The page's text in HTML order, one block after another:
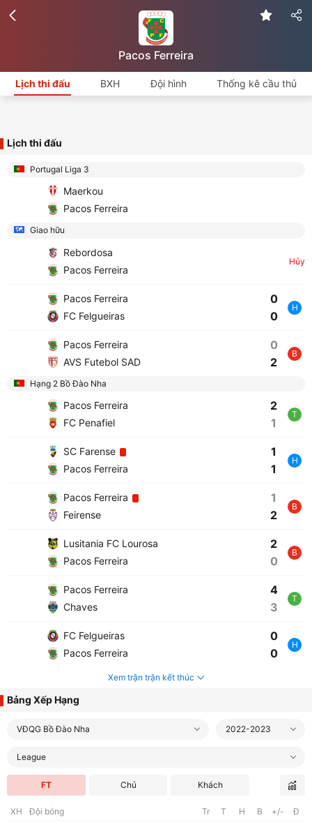
Pacos Ferreira
Lịch thi đấu BXH Đội hình Thống kê cầu thủ
Lịch thi đấu
Portugal Liga 3
Maerkou
Pacos Ferreira
Giao hữu
Rebordosa
Pacos Ferreira
Hủy
Pacos Ferreira
FC Felgueiras
0
0
H
Pacos Ferreira
AVS Futebol SAD
0
2
B
Hạng 2 Bồ Đào Nha
Pacos Ferreira
FC Penafiel
2
1
T
SC Farense
Pacos Ferreira
1
1
H
Pacos Ferreira
Feirense
1
2
B
Lusitania FC Lourosa
Pacos Ferreira
2
0
B
Pacos Ferreira
Chaves
4
3
T
FC Felgueiras
Pacos Ferreira
0
0
H
Xem trận trận kết thúc
Bảng Xếp Hạng
VĐQG Bồ Đào Nha 2022-2023
League
FT Chủ Khách
XH Đội bóng Tr T H B +/- Đ